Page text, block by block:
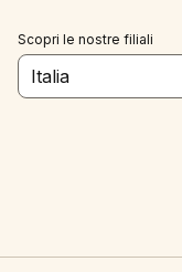
Scopri le nostre filiali
Italia